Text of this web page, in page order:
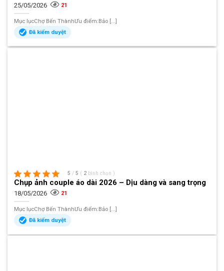
25/05/2026 21
Mục lụcChợ Bến ThànhƯu điểm:Bảo [...]
Đã kiểm duyệt
5 / 5 ( 2 bình chọn )
Chụp ảnh couple áo dài 2026 – Dịu dàng và sang trọng
18/05/2026 21
Mục lụcChợ Bến ThànhƯu điểm:Bảo [...]
Đã kiểm duyệt